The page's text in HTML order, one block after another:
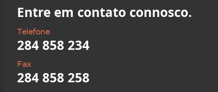
Entre em contato connosco.
Telefone
284 858 234
Fax
284 858 258